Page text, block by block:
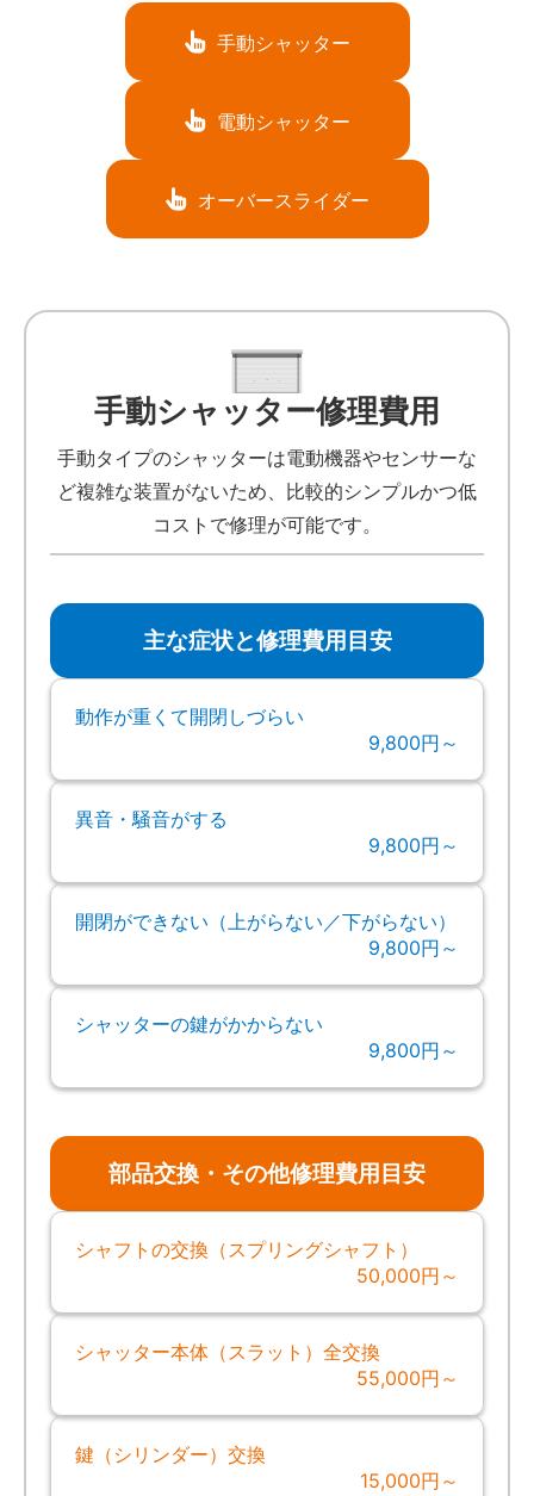
手動シャッター
電動シャッター
オーバースライダー
手動シャッター修理費用
手動タイプのシャッターは電動機器やセンサーな
ど複雑な装置がないため、比較的シンプルかつ低
コストで修理が可能です。
主な症状と修理費用目安
動作が重くて開閉しづらい
9,800円～
異音・騒音がする
9,800円～
開閉ができない（上がらない／下がらない）
9,800円～
シャッターの鍵がかからない
9,800円～
部品交換・その他修理費用目安
シャフトの交換（スプリングシャフト）
50,000円～
シャッター本体（スラット）全交換
55,000円～
鍵（シリンダー）交換
15,000円～